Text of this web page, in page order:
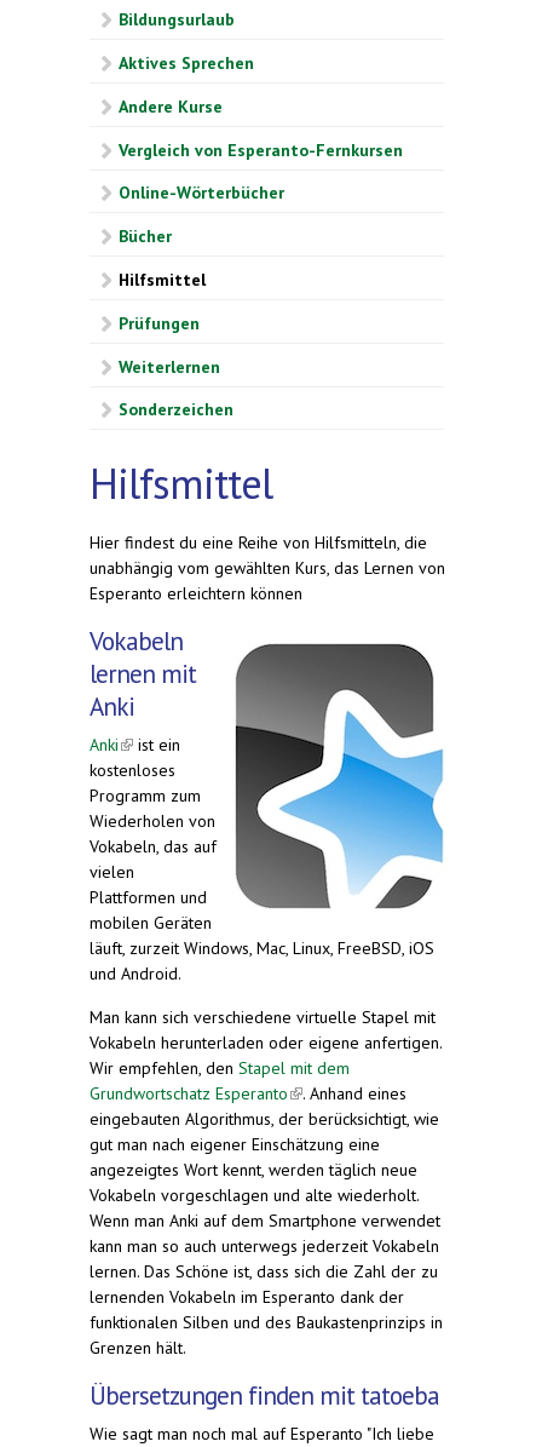
Bildungsurlaub
Aktives Sprechen
Andere Kurse
Vergleich von Esperanto-Fernkursen
Online-Wörterbücher
Bücher
Hilfsmittel
Prüfungen
Weiterlernen
Sonderzeichen
Hilfsmittel
Hier findest du eine Reihe von Hilfsmitteln, die
unabhängig vom gewählten Kurs, das Lernen von
Esperanto erleichtern können
Vokabeln
lernen mit
Anki
Anki(link is external)
ist ein
kostenloses
Programm zum
Wiederholen von
Vokabeln, das auf
vielen
Plattformen und
mobilen Geräten
läuft, zurzeit Windows, Mac, Linux, FreeBSD, iOS
und Android.
Man kann sich verschiedene virtuelle Stapel mit
Vokabeln herunterladen oder eigene anfertigen.
Wir empfehlen, den Stapel mit dem
Grundwortschatz Esperanto(link is external)
. Anhand eines
eingebauten Algorithmus, der berücksichtigt, wie
gut man nach eigener Einschätzung eine
angezeigtes Wort kennt, werden täglich neue
Vokabeln vorgeschlagen und alte wiederholt.
Wenn man Anki auf dem Smartphone verwendet
kann man so auch unterwegs jederzeit Vokabeln
lernen. Das Schöne ist, dass sich die Zahl der zu
lernenden Vokabeln im Esperanto dank der
funktionalen Silben und des Baukastenprinzips in
Grenzen hält.
Übersetzungen finden mit tatoeba
Wie sagt man noch mal auf Esperanto "Ich liebe